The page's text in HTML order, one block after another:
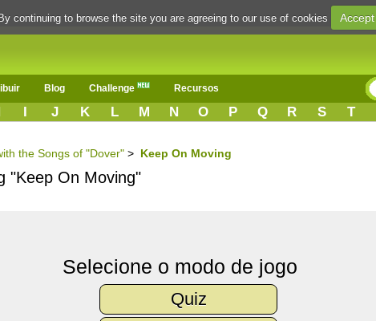
Blog Challenge Recursos
I J K L M N O P Q R S T
the Songs of "Dover" > Keep On Moving
"Keep On Moving"
Selecione o modo de jogo
Quiz
continuing to browse the site you are agreeing to our use of cookies Accept